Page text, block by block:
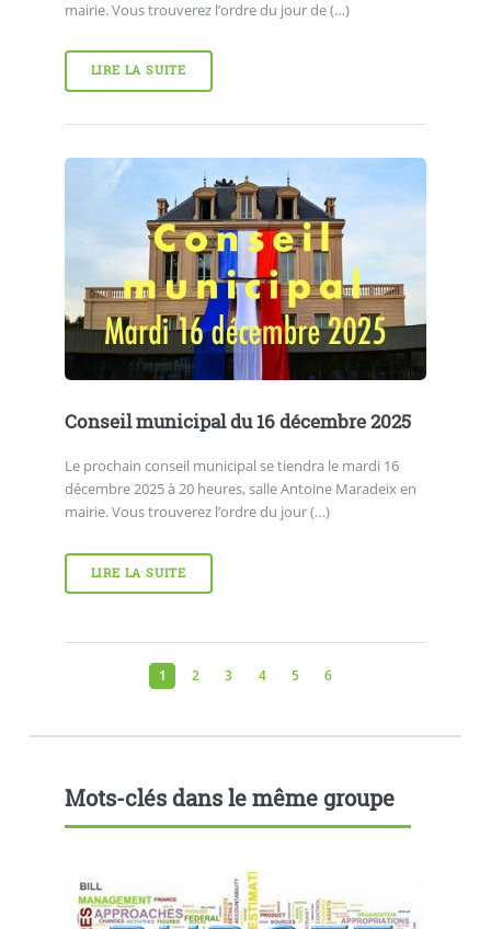
mairie. Vous trouverez l’ordre du jour de (…)
LIRE LA SUITE
Conseil municipal du 16 décembre 2025
Le prochain conseil municipal se tiendra le mardi 16
décembre 2025 à 20 heures, salle Antoine Maradeix en
mairie. Vous trouverez l’ordre du jour (…)
LIRE LA SUITE
1 2 3 4 5 6
Mots-clés dans le même groupe